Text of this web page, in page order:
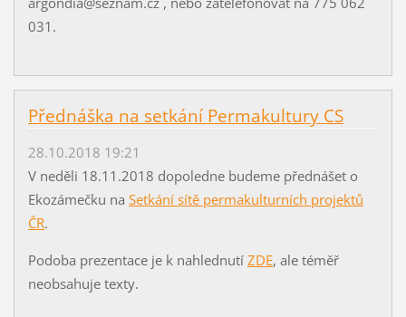
031.
Přednáška na setkání Permakultury CS
28.10.2018 19:21
V neděli 18.11.2018 dopoledne budeme přednášet o
Ekozámečku na Setkání sítě permakulturních projektů
ČR.
Podoba prezentace je k nahlednutí ZDE, ale téměř
neobsahuje texty.